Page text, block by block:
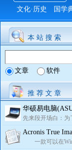
文化·历史
国学
本 站 搜 索
文章 软件
推 荐 文 章
华硕易电脑
先来段开场白：
Acronis True
一款可以在